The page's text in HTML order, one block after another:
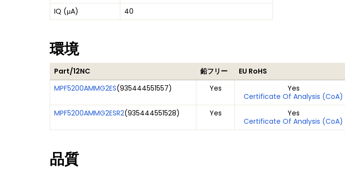
IQ (μA) 40
環境
Part/12NC 鉛フリー EU RoHS
MPF5200AMMG2ES(935444551557) Yes
Yes
Certificate Of Analysis (CoA)
MPF5200AMMG2ESR2(935444551528) Yes
Yes
Certificate Of Analysis (CoA)
品質